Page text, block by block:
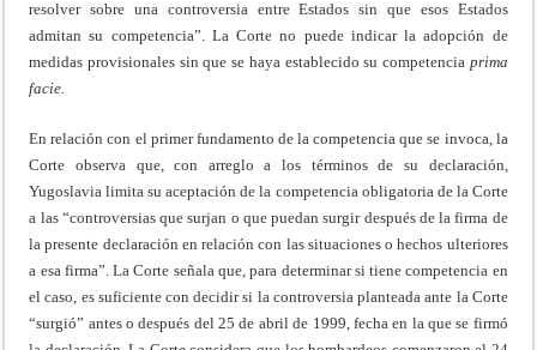
resolver sobre una controversia entre Estados sin que esos Estados
admitan su competencia”. La Corte no puede indicar la adopción de
medidas provisionales sin que se haya establecido su competencia prima
facie.
En relación con el primer fundamento de la competencia que se invoca, la
Corte observa que, con arreglo a los términos de su declaración,
Yugoslavia limita su aceptación de la competencia obligatoria de la Corte
a las “controversias que surjan o que puedan surgir después de la firma de
la presente declaración en relación con las situaciones o hechos ulteriores
a esa firma”. La Corte señala que, para determinar si tiene competencia en
el caso, es suficiente con decidir si la controversia planteada ante la Corte
“surgió” antes o después del 25 de abril de 1999, fecha en la que se firmó